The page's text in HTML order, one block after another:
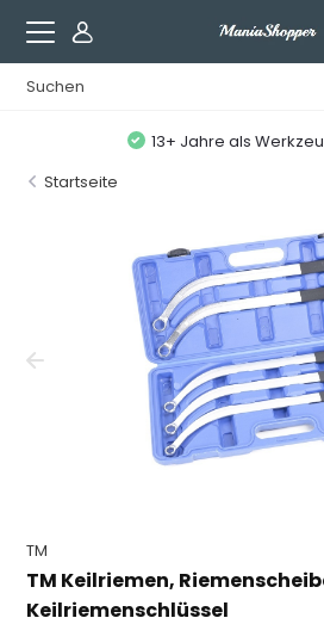
13+ Jahre als
Startseite
TM
TM Keilriemen,
Keilriemenschlüssel